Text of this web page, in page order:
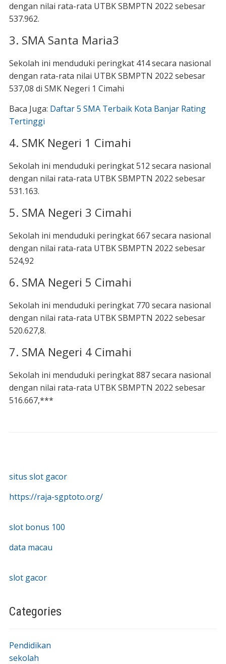
situs slot gacor
https://raja-sgptoto.org/
slot bonus 100
data macau
slot gacor
Categories
Pendidikan
sekolah
dengan nilai rata-rata UTBK SBMPTN 2022 sebesar
537.962.
3. SMA Santa Maria3
Sekolah ini menduduki peringkat 414 secara nasional
dengan rata-rata nilai UTBK SBMPTN 2022 sebesar
537,08 di SMK Negeri 1 Cimahi
Baca Juga: Daftar 5 SMA Terbaik Kota Banjar Rating
Tertinggi
4. SMK Negeri 1 Cimahi
Sekolah ini menduduki peringkat 512 secara nasional
dengan nilai rata-rata UTBK SBMPTN 2022 sebesar
531.163.
5. SMA Negeri 3 Cimahi
Sekolah ini menduduki peringkat 667 secara nasional
dengan nilai rata-rata UTBK SBMPTN 2022 sebesar
524,92
6. SMA Negeri 5 Cimahi
Sekolah ini menduduki peringkat 770 secara nasional
dengan nilai rata-rata UTBK SBMPTN 2022 sebesar
520.627,8.
7. SMA Negeri 4 Cimahi
Sekolah ini menduduki peringkat 887 secara nasional
dengan nilai rata-rata UTBK SBMPTN 2022 sebesar
516.667,***